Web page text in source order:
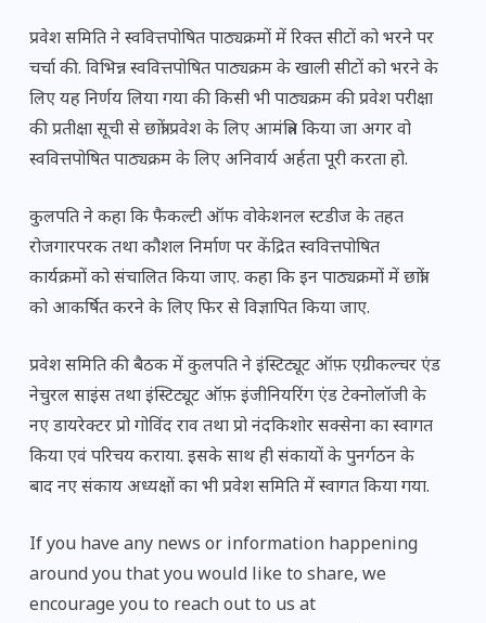
प्रवेश समिति ने स्ववित्तपोषित पाठ्यक्रमों में रिक्त सीटों को भरने पर
चर्चा की. विभिन्न स्ववित्तपोषित पाठ्यक्रम के खाली सीटों को भरने के
लिए यह निर्णय लिया गया की किसी भी पाठ्यक्रम की प्रवेश परीक्षा
की प्रतीक्षा सूची से छात्रों प्रवेश के लिए आमंत्रित किया जा अगर वो
स्ववित्तपोषित पाठ्यक्रम के लिए अनिवार्य अर्हता पूरी करता हो.
कुलपति ने कहा कि फैकल्टी ऑफ वोकेशनल स्टडीज के तहत
रोजगारपरक तथा कौशल निर्माण पर केंद्रित स्ववित्तपोषित
कार्यक्रमों को संचालित किया जाए. कहा कि इन पाठ्यक्रमों में छात्रों
को आकर्षित करने के लिए फिर से विज्ञापित किया जाए.
प्रवेश समिति की बैठक में कुलपति ने इंस्टिट्यूट ऑफ़ एग्रीकल्चर एंड
नेचुरल साइंस तथा इंस्टिट्यूट ऑफ़ इंजीनियरिंग एंड टेक्नोलॉजी के
नए डायरेक्टर प्रो गोविंद राव तथा प्रो नंदकिशोर सक्सेना का स्वागत
किया एवं परिचय कराया. इसके साथ ही संकायों के पुनर्गठन के
बाद नए संकाय अध्यक्षों का भी प्रवेश समिति में स्वागत किया गया.
If you have any news or information happening
around you that you would like to share, we
encourage you to reach out to us at